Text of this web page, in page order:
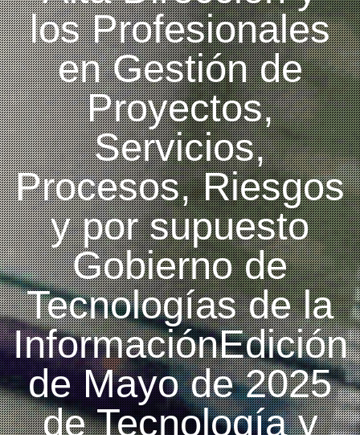
los Profesionales
en Gestión de
Proyectos,
Servicios,
Procesos, Riesgos
y por supuesto
Gobierno de
Tecnologías de la
InformaciónEdición
de Mayo de 2025
de Tecnología y